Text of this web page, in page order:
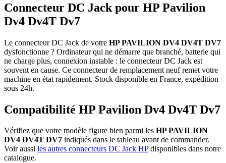
Connecteur DC Jack pour HP Pavilion
Dv4 Dv4T Dv7
Le connecteur DC Jack de votre HP PAVILION DV4 DV4T DV7
dysfonctionne ? Ordinateur qui ne démarre que branché, batterie qui
ne charge plus, connexion instable : le connecteur DC Jack est
souvent en cause. Ce connecteur de remplacement neuf remet votre
machine en état rapidement. Stock disponible en France, expédition
sous 24h.
Compatibilité HP Pavilion Dv4 Dv4T Dv7
Vérifiez que votre modèle figure bien parmi les HP PAVILION
DV4 DV4T DV7 indiqués dans le tableau avant de commander.
Voir aussi les autres connecteurs DC Jack HPdisponibles dans notre
catalogue.